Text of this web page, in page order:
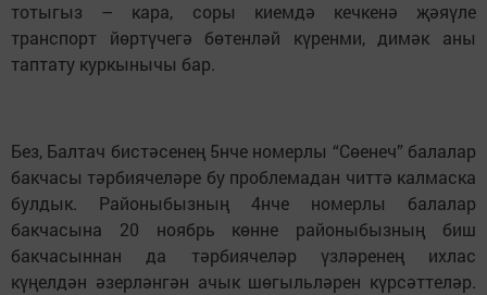
тотыгыз – кара, соры киемдә кечкенә җәяүле
транспорт йөртүчегә бөтенләй күренми, димәк аны
таптату куркынычы бар.
Без, Балтач бистәсенең 5нче номерлы “Сөенеч” балалар
бакчасы тәрбиячеләре бу проблемадан читтә калмаска
булдык. Районыбызның 4нче номерлы балалар
бакчасына 20 ноябрь көнне районыбызның биш
бакчасыннан да тәрбиячеләр үзләренең ихлас
күңелдән әзерләнгән ачык шөгыльләрен күрсәттеләр.